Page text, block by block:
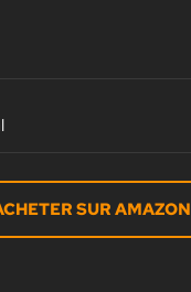
SUR AMAZON